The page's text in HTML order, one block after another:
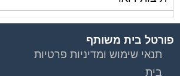
פורטל בית משותף
תנאי שימוש ומדיניות פרטיות
בית